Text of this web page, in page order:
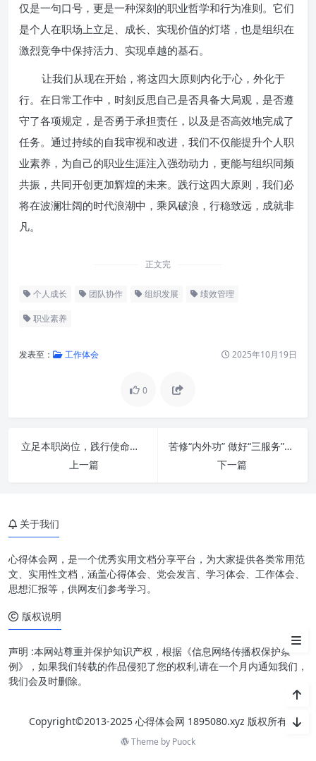
仅是一句口号，更是一种深刻的职业哲学和行为准则。它们
是个人在职场上立足、成长、实现价值的灯塔，也是组织在
激烈竞争中保持活力、实现卓越的基石。
让我们从现在开始，将这四大原则内化于心，外化于
行。在日常工作中，时刻反思自己是否具备大局观，是否遵
守了各项规定，是否勇于承担责任，以及是否高效地完成了
任务。通过持续的自我审视和改进，我们不仅能提升个人职
业素养，为自己的职业生涯注入强劲动力，更能与组织同频
共振，共同开创更加辉煌的未来。践行这四大原则，我们必
将在波澜壮阔的时代浪潮中，乘风破浪，行稳致远，成就非
凡。
正文完
个人成长 团队协作 组织发展 绩效管理
职业素养
发表至： 工作体会 2025年10月19日
0
立足本职岗位，践行使命担当：赋能个人成长与组织卓越
上一篇
苦修“内外功” 做好“三服务”：深度解析新时代办公室工作提升之道
下一篇
有效率：精益求精，价值创造
关于我们
心得体会网，是一个优秀实用文档分享平台，为大家提供各类常用范
文、实用性文档，涵盖心得体会、党会发言、学习体会、工作体会、
思想汇报等，供网友们参考学习。
版权说明
声明 :本网站尊重并保护知识产权，根据《信息网络传播权保护条
例》，如果我们转载的作品侵犯了您的权利,请在一个月内通知我们，
我们会及时删除。
Copyright©2013-2025 心得体会网 1895080.xyz 版权所有
Theme by Puock